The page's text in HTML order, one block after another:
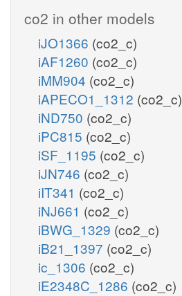
co2 in other models
iJO1366 (co2_c)
iAF1260 (co2_c)
iMM904 (co2_c)
iAPECO1_1312 (co2_c)
iND750 (co2_c)
iPC815 (co2_c)
iSF_1195 (co2_c)
iJN746 (co2_c)
iIT341 (co2_c)
iNJ661 (co2_c)
iBWG_1329 (co2_c)
iB21_1397 (co2_c)
ic_1306 (co2_c)
iE2348C_1286 (co2_c)